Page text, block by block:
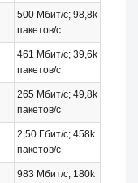
500 Мбит/с; 98,8k
пакетов/с
461 Мбит/с; 39,6k
пакетов/с
265 Мбит/с; 49,8k
пакетов/с
2,50 Гбит/с; 458k
пакетов/с
983 Мбит/с; 180k